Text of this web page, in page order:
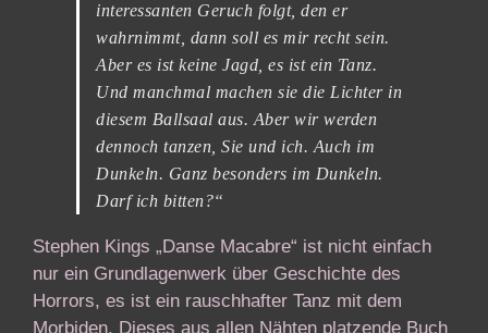
interessanten Geruch folgt, den er
wahrnimmt, dann soll es mir recht sein.
Aber es ist keine Jagd, es ist ein Tanz.
Und manchmal machen sie die Lichter in
diesem Ballsaal aus. Aber wir werden
dennoch tanzen, Sie und ich. Auch im
Dunkeln. Ganz besonders im Dunkeln.
Darf ich bitten?“
Stephen Kings „Danse Macabre“ ist nicht einfach
nur ein Grundlagenwerk über Geschichte des
Horrors, es ist ein rauschhafter Tanz mit dem
Morbiden. Dieses aus allen Nähten platzende Buch